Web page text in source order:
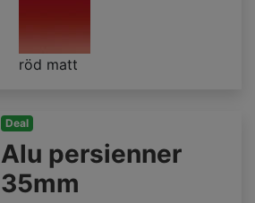
röd matt
Deal
Alu persienner
35mm